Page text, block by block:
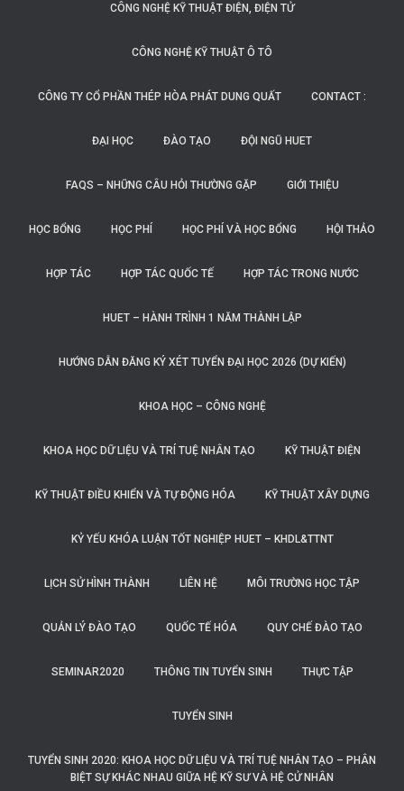
CÔNG NGHỆ KỸ THUẬT ĐIỆN, ĐIỆN TỬ
CÔNG NGHỆ KỸ THUẬT Ô TÔ
CÔNG TY CỔ PHẦN THÉP HÒA PHÁT DUNG QUẤT CONTACT :
ĐẠI HỌC ĐÀO TẠO ĐỘI NGŨ HUET
FAQS – NHỮNG CÂU HỎI THƯỜNG GẶP GIỚI THIỆU
HỌC BỔNG HỌC PHÍ HỌC PHÍ VÀ HỌC BỔNG HỘI THẢO
HỢP TÁC HỢP TÁC QUỐC TẾ HỢP TÁC TRONG NƯỚC
HUET – HÀNH TRÌNH 1 NĂM THÀNH LẬP
HƯỚNG DẪN ĐĂNG KÝ XÉT TUYỂN ĐẠI HỌC 2026 (DỰ KIẾN)
KHOA HỌC – CÔNG NGHỆ
KHOA HỌC DỮ LIỆU VÀ TRÍ TUỆ NHÂN TẠO KỸ THUẬT ĐIỆN
KỸ THUẬT ĐIỀU KHIỂN VÀ TỰ ĐỘNG HÓA KỸ THUẬT XÂY DỰNG
KỶ YẾU KHÓA LUẬN TỐT NGHIỆP HUET – KHDL&TTNT
LỊCH SỬ HÌNH THÀNH LIÊN HỆ MÔI TRƯỜNG HỌC TẬP
QUẢN LÝ ĐÀO TẠO QUỐC TẾ HÓA QUY CHẾ ĐÀO TẠO
SEMINAR2020 THÔNG TIN TUYỂN SINH THỰC TẬP
TUYỂN SINH
TUYỂN SINH 2020: KHOA HỌC DỮ LIỆU VÀ TRÍ TUỆ NHÂN TẠO – PHÂN
BIỆT SỰ KHÁC NHAU GIỮA HỆ KỸ SƯ VÀ HỆ CỬ NHÂN